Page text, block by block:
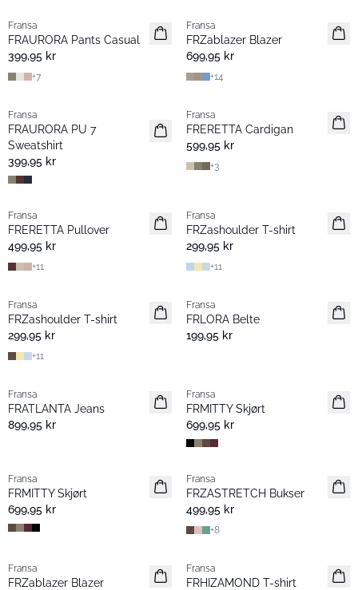
Nyhet
Fransa
FRAURORA Pants Casual
399,95 kr
+7
Nyhet
Fransa
FRZablazer Blazer
699,95 kr
+14
Nyhet
Fransa
FRAURORA PU 7
Sweatshirt
399,95 kr
Nyhet
Fransa
FRERETTA Cardigan
599,95 kr
+3
Nyhet
Fransa
FRERETTA Pullover
499,95 kr
+11
Nyhet
Fransa
FRZashoulder T-shirt
299,95 kr
+11
Nyhet
Fransa
FRZashoulder T-shirt
299,95 kr
+11
Nyhet
Fransa
FRLORA Belte
199,95 kr
Nyhet
Fransa
FRATLANTA Jeans
899,95 kr
Nyhet
Fransa
FRMITTY Skjørt
699,95 kr
Nyhet
Fransa
FRMITTY Skjørt
699,95 kr
Extended size
Fransa
FRZASTRETCH Bukser
499,95 kr
+8
Extended size
Fransa
FRZablazer Blazer
Extended size
Fransa
FRHIZAMOND T-shirt